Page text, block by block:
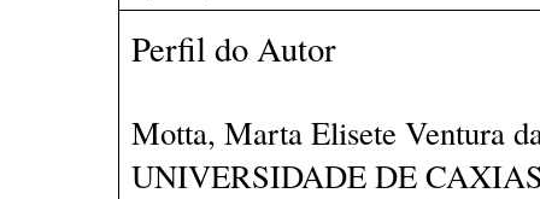
Perfil do Autor
Motta, Marta Elisete Ventura
UNIVERSIDADE DE